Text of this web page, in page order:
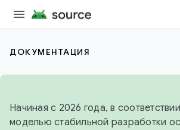
ДОКУМЕНТАЦИЯ
Начиная с 2026 года, в
моделью стабильной разработки